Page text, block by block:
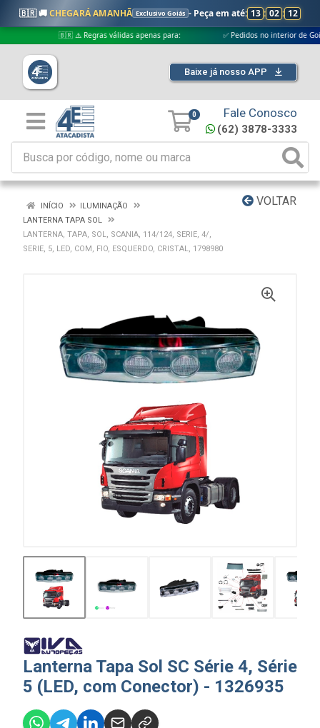
🇧🇷 🚚CHEGARÁ AMANHÃ Exclusivo Goiás - Peça em até: 13 : 02 : 12
🇧🇷 ⚠️ Regras válidas apenas para: ✅ Pedidos no interior de Goiás
Baixe já nosso APP
0 Fale Conosco
(62) 3878-3333
VOLTAR
INÍCIO
ILUMINAÇÃO
LANTERNA TAPA SOL
LANTERNA, TAPA, SOL, SCANIA, 114/124, SERIE, 4/,
SERIE, 5, LED, COM, FIO, ESQUERDO, CRISTAL, 1798980
Lanterna Tapa Sol SC Série 4, Série
5 (LED, com Conector) - 1326935